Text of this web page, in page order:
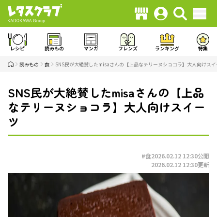
レシピ 読みもの マンガ フレンズ ランキング 特集
読みもの 食 SNS民が大絶賛したmisaさんの【上品なテリーヌショコラ】大人向けス
SNS民が大絶賛したmisaさんの【上品
なテリーヌショコラ】大人向けスイー
ツ
#食2026.02.12 12:30公開
2026.02.12 12:30更新